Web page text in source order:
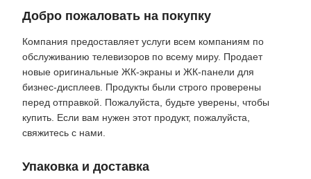
Добро пожаловать на покупку
Компания предоставляет услуги всем компаниям по
обслуживанию телевизоров по всему миру. Продает
новые оригинальные ЖК-экраны и ЖК-панели для
бизнес-дисплеев. Продукты были строго проверены
перед отправкой. Пожалуйста, будьте уверены, чтобы
купить. Если вам нужен этот продукт, пожалуйста,
свяжитесь с нами.
Упаковка и доставка